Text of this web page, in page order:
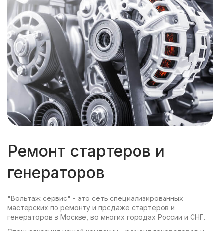
Ремонт стартеров и
генераторов
"Вольтаж сервис" - это сеть специализированных
мастерских по ремонту и продаже стартеров и
генераторов в Москве, во многих городах России и СНГ.